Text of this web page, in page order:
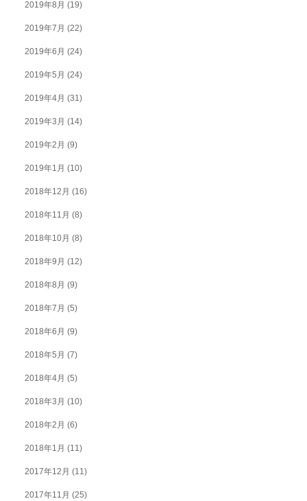
2019年8月 (19)
2019年7月 (22)
2019年6月 (24)
2019年5月 (24)
2019年4月 (31)
2019年3月 (14)
2019年2月 (9)
2019年1月 (10)
2018年12月 (16)
2018年11月 (8)
2018年10月 (8)
2018年9月 (12)
2018年8月 (9)
2018年7月 (5)
2018年6月 (9)
2018年5月 (7)
2018年4月 (5)
2018年3月 (10)
2018年2月 (6)
2018年1月 (11)
2017年12月 (11)
2017年11月 (25)